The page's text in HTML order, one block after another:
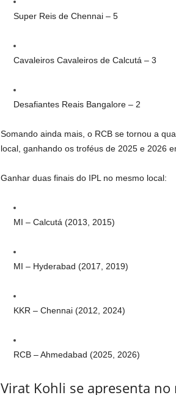
Super Reis de Chennai – 5
Cavaleiros Cavaleiros de Calcutá – 3
Desafiantes Reais Bangalore – 2
Somando ainda mais, o RCB se tornou a
local, ganhando os troféus de 2025 e 2026
Ganhar duas finais do IPL no mesmo local:
MI – Calcutá (2013, 2015)
MI – Hyderabad (2017, 2019)
KKR – Chennai (2012, 2024)
RCB – Ahmedabad (2025, 2026)
Virat Kohli se apresenta no